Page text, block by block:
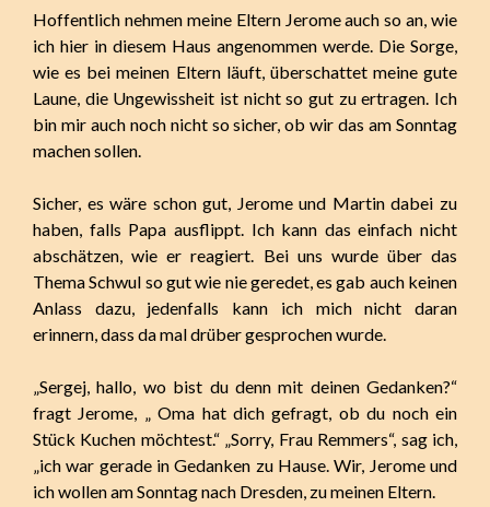
Hoffentlich nehmen meine Eltern Jerome auch so an, wie
ich hier in diesem Haus angenommen werde. Die Sorge,
wie es bei meinen Eltern läuft, überschattet meine gute
Laune, die Ungewissheit ist nicht so gut zu ertragen. Ich
bin mir auch noch nicht so sicher, ob wir das am Sonntag
machen sollen.
Sicher, es wäre schon gut, Jerome und Martin dabei zu
haben, falls Papa ausflippt. Ich kann das einfach nicht
abschätzen, wie er reagiert. Bei uns wurde über das
Thema Schwul so gut wie nie geredet, es gab auch keinen
Anlass dazu, jedenfalls kann ich mich nicht daran
erinnern, dass da mal drüber gesprochen wurde.
„Sergej, hallo, wo bist du denn mit deinen Gedanken?“
fragt Jerome, „ Oma hat dich gefragt, ob du noch ein
Stück Kuchen möchtest.“ „Sorry, Frau Remmers“, sag ich,
„ich war gerade in Gedanken zu Hause. Wir, Jerome und
ich wollen am Sonntag nach Dresden, zu meinen Eltern.